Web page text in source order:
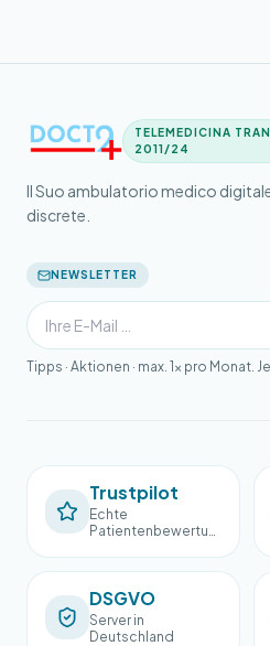
TELEMEDICINA
2011/24
Il Suo ambulatorio medico
discrete.
NEWSLETTER
Tipps · Aktionen · max. 1× pro
Trustpilot
Echte
Patientenbewertun
DSGVO
Server in
Deutschland